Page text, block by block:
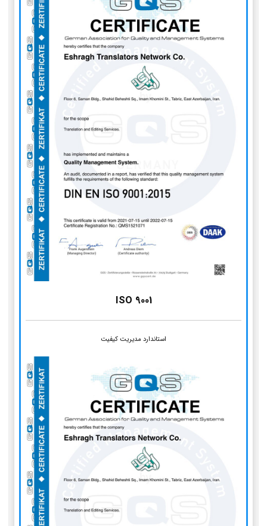
ISO 9001
استاندارد مدیریت کیفیت